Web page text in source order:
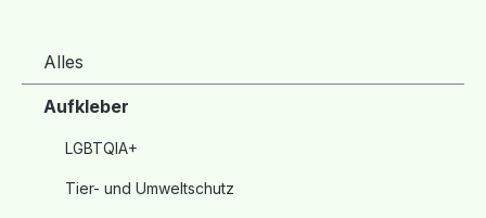
Alles
Aufkleber
LGBTQIA+
Tier- und Umweltschutz